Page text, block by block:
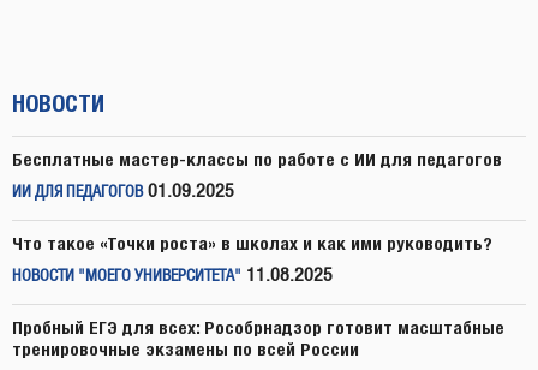
НОВОСТИ
Бесплатные мастер-классы по работе с ИИ для педагогов
ИИ ДЛЯ ПЕДАГОГОВ 01.09.2025
Что такое «Точки роста» в школах и как ими руководить?
НОВОСТИ "МОЕГО УНИВЕРСИТЕТА" 11.08.2025
Пробный ЕГЭ для всех: Рособрнадзор готовит масштабные
тренировочные экзамены по всей России